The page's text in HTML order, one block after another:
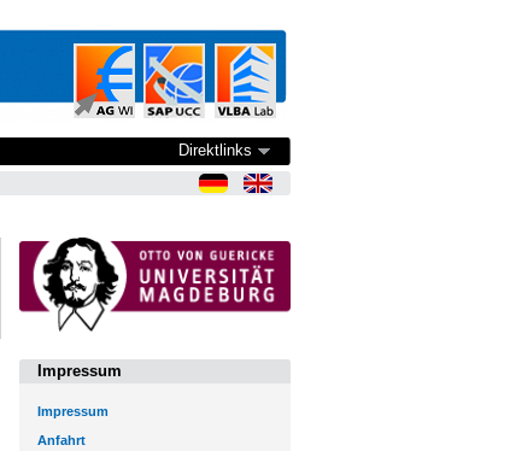
Direktlinks
Impressum
Impressum
Anfahrt